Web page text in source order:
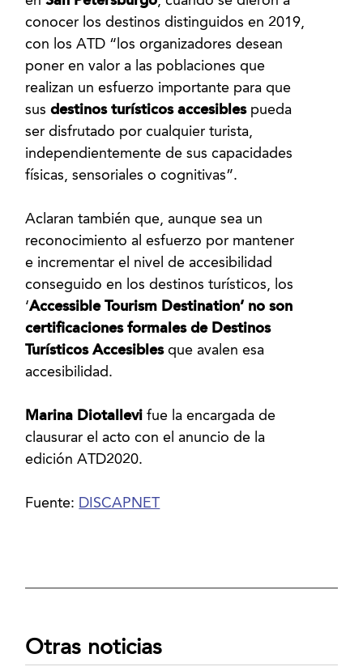
conocer los destinos distinguidos en 2019,
con los ATD “los organizadores desean
poner en valor a las poblaciones que
realizan un esfuerzo importante para que
susdestinos turísticos accesiblespueda
ser disfrutado por cualquier turista,
independientemente de sus capacidades
físicas, sensoriales o cognitivas”.
Aclaran también que, aunque sea un
reconocimiento al esfuerzo por mantener
e incrementar el nivel de accesibilidad
conseguido en los destinos turísticos, los
‘Accessible Tourism Destination’ no son
certificaciones formales de Destinos
Turísticos Accesiblesque avalen esa
accesibilidad.
Marina Diotallevi fue la encargada de
clausurar el acto con el anuncio de la
edición ATD2020.
Fuente: DISCAPNET
Otras noticias